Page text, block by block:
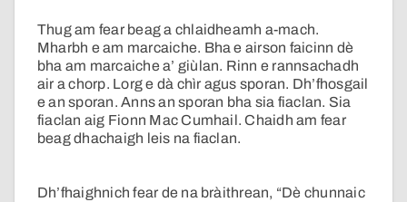
Thug am fear beag a chlaidheamh a-mach.
Mharbh e am marcaiche. Bha e airson faicinn dè
bha am marcaiche a’ giùlan. Rinn e rannsachadh
air a chorp. Lorg e dà chìr agus sporan. Dh’fhosgail
e an sporan. Anns an sporan bha sia fiaclan. Sia
fiaclan aig Fionn Mac Cumhail. Chaidh am fear
beag dhachaigh leis na fiaclan.
Dh’fhaighnich fear de na bràithrean, “Dè chunnaic